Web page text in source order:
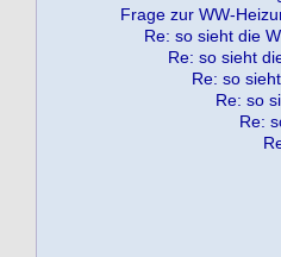
Frage zur WW-
Re: so sieht die
Re: so sieht
Re: so
Re: so
Re: